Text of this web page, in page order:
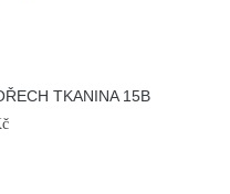
TKANINA 15B